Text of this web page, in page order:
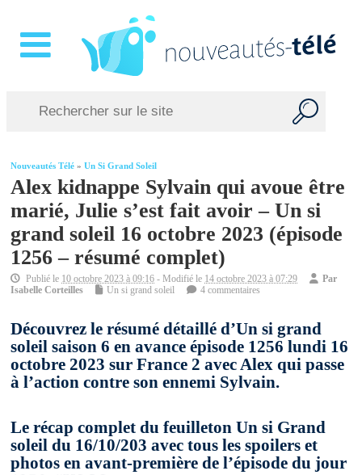
Nouveautés Télé »Un Si Grand Soleil
Alex kidnappe Sylvain qui avoue être
marié, Julie s’est fait avoir – Un si
grand soleil 16 octobre 2023 (épisode
1256 – résumé complet)
Publié le 10 octobre 2023 à 09:16 - Modifié le 14 octobre 2023 à 07:29
Par
Isabelle Corteilles
Un si grand soleil 4 commentaires
Découvrez le résumé détaillé d’Un si grand
soleil saison 6 en avance épisode 1256 lundi 16
octobre 2023 sur France 2 avec Alex qui passe
à l’action contre son ennemi Sylvain.
Le récap complet du feuilleton Un si Grand
soleil du 16/10/203 avec tous les spoilers et
photos en avant-première de l’épisode du jour